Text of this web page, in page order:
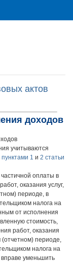
актов
доходов
учитываются
пунктами 1 и 2 статьи
оплаты в
оказания услуг,
периоде, в
налога на
от исполнения
стоимость,
работ, оказания
(отчетном) периоде,
налога на
уменьшить